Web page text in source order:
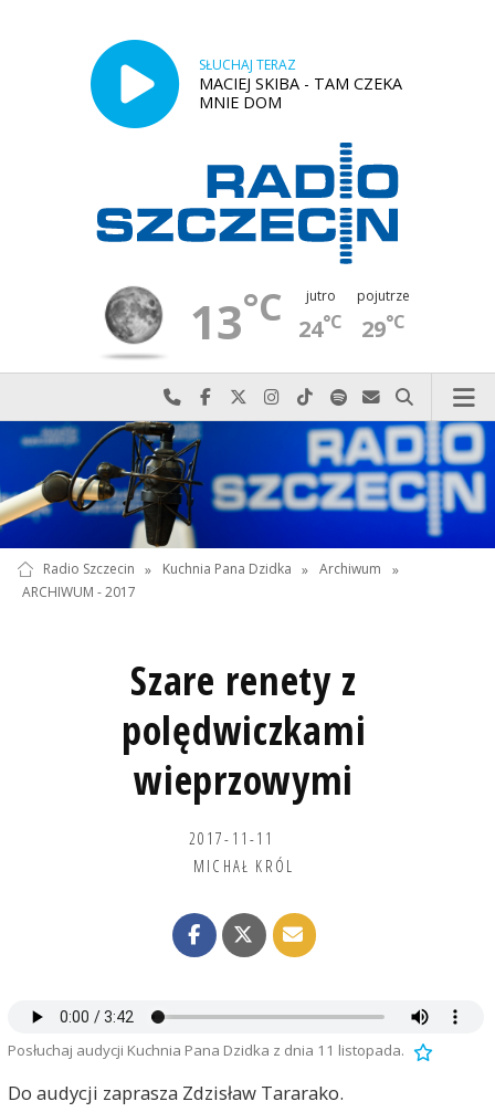
SŁUCHAJ TERAZ
MACIEJ SKIBA - TAM CZEKA
MNIE DOM
13°C jutro
24°C
pojutrze
29°C
Najlepiej po prostu do nas zadzwoń
Odwiedź nas na Facebook-u
Odwiedź nas na X
Odwiedź nas na Instagram-ie
Odwiedź nas na TikTok-u
Szukaj nas na Spotify
Wyślij do nas
Szukaj
Radio Szczecin » Kuchnia Pana Dzidka » Archiwum
»
ARCHIWUM - 2017
Szare renety z
polędwiczkami
wieprzowymi
2017-11-11
MICHAŁ KRÓL
Posłuchaj audycji Kuchnia Pana Dzidka z dnia 11 listopada.
Do audycji zaprasza Zdzisław Tararako.